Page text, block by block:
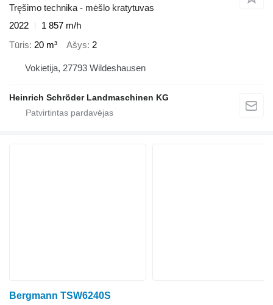
Tręšimo technika - mėšlo kratytuvas
2022
1 857 m/h
Tūris 20 m³ Ašys 2
Vokietija, 27793 Wildeshausen
Heinrich Schröder Landmaschinen KG
Bergmann TSW6240S